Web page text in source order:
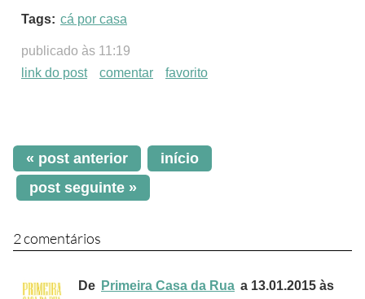
Tags: cá por casa
publicado às 11:19
link do post
comentar favorito
« post anterior
início
post seguinte »
2 comentários
De Primeira Casa da Rua a 13.01.2015 às